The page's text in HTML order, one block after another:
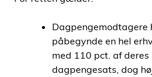
Dagpengemodtagere
påbegynde en hel
med 110 pct. af
dagpengesats, dog